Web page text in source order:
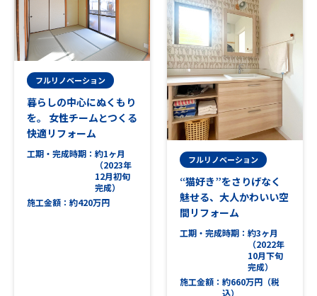
フルリノベーション
暮らしの中心にぬくもり
を。 女性チームとつくる
快適リフォーム
工期・完成時期
約1ヶ月
（2023年
12月初旬
完成）
施工金額
約420万円
フルリノベーション
“猫好き”をさりげなく
魅せる、大人かわいい空
間リフォーム
工期・完成時期
約3ヶ月
（2022年
10月下旬
完成）
施工金額
約660万円（税
込）